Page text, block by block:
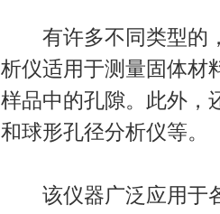
有许多不同类型的，
析仪适用于测量固体材
样品中的孔隙。此外，
和球形孔径分析仪等。
该仪器广泛应用于各